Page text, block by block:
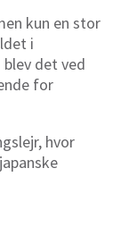
kun en stor
i
det ved
for
hvor